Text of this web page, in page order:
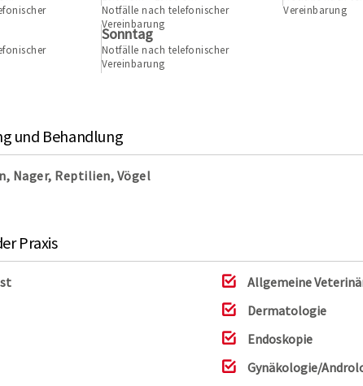
Notfälle nach telefonischer
Vereinbarung
Vereinbarung
Sonntag
Notfälle nach telefonischer
Vereinbarung
und Behandlung
Nager, Reptilien, Vögel
Praxis
Allgemeine
Dermatologie
Endoskopie
Gynäkologie/